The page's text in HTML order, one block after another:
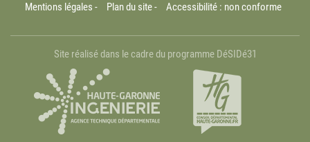
Mentions légales - Plan du site- Accessibilité : non conforme
Site réalisé dans le cadre du programme DéSIDé31